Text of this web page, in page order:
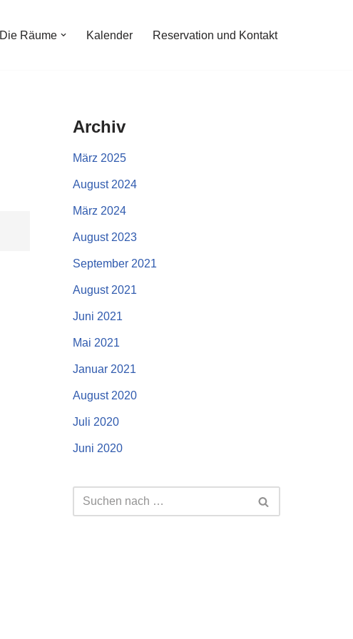
Die Räume Kalender Reservation und Kontakt
Archiv
März 2025
August 2024
März 2024
August 2023
September 2021
August 2021
Juni 2021
Mai 2021
Januar 2021
August 2020
Juli 2020
Juni 2020